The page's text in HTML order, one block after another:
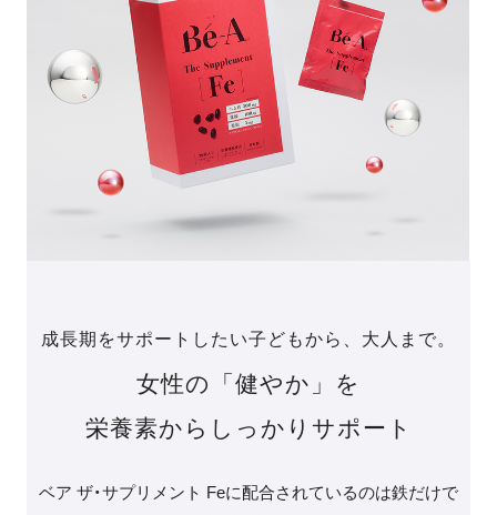
成長期をサポートしたい子どもから、大人まで。
女性の「健やか」を
栄養素からしっかりサポート
ベア ザ・サプリメント Feに配合されているのは鉄だけで